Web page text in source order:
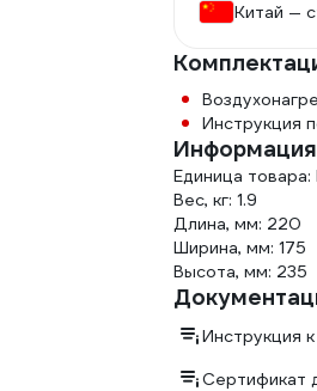
Китай —
Инструкция
Единица
Вес, кг: 1.9
Длина, мм: 220
Ширина, мм: 175
Высота, мм: 235
Инструкция
Сертификат